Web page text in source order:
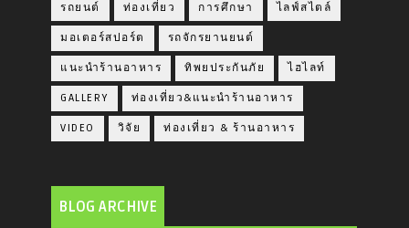
รถยนต์ ท่องเที่ยว การศึกษา ไลฟ์สไตล์
มอเตอร์สปอร์ต รถจักรยานยนต์
แนะนำร้านอาหาร ทิพยประกันภัย ไฮไลท์
GALLERY ท่องเที่ยว&แนะนำร้านอาหาร
VIDEO วิจัย ท่องเที่ยว & ร้านอาหาร
BLOG ARCHIVE